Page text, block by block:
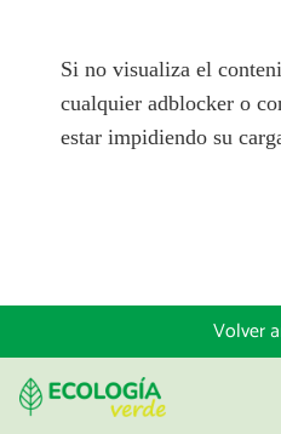
Si no visualiza el
cualquier adblocker o
estar impidiendo su
Volver